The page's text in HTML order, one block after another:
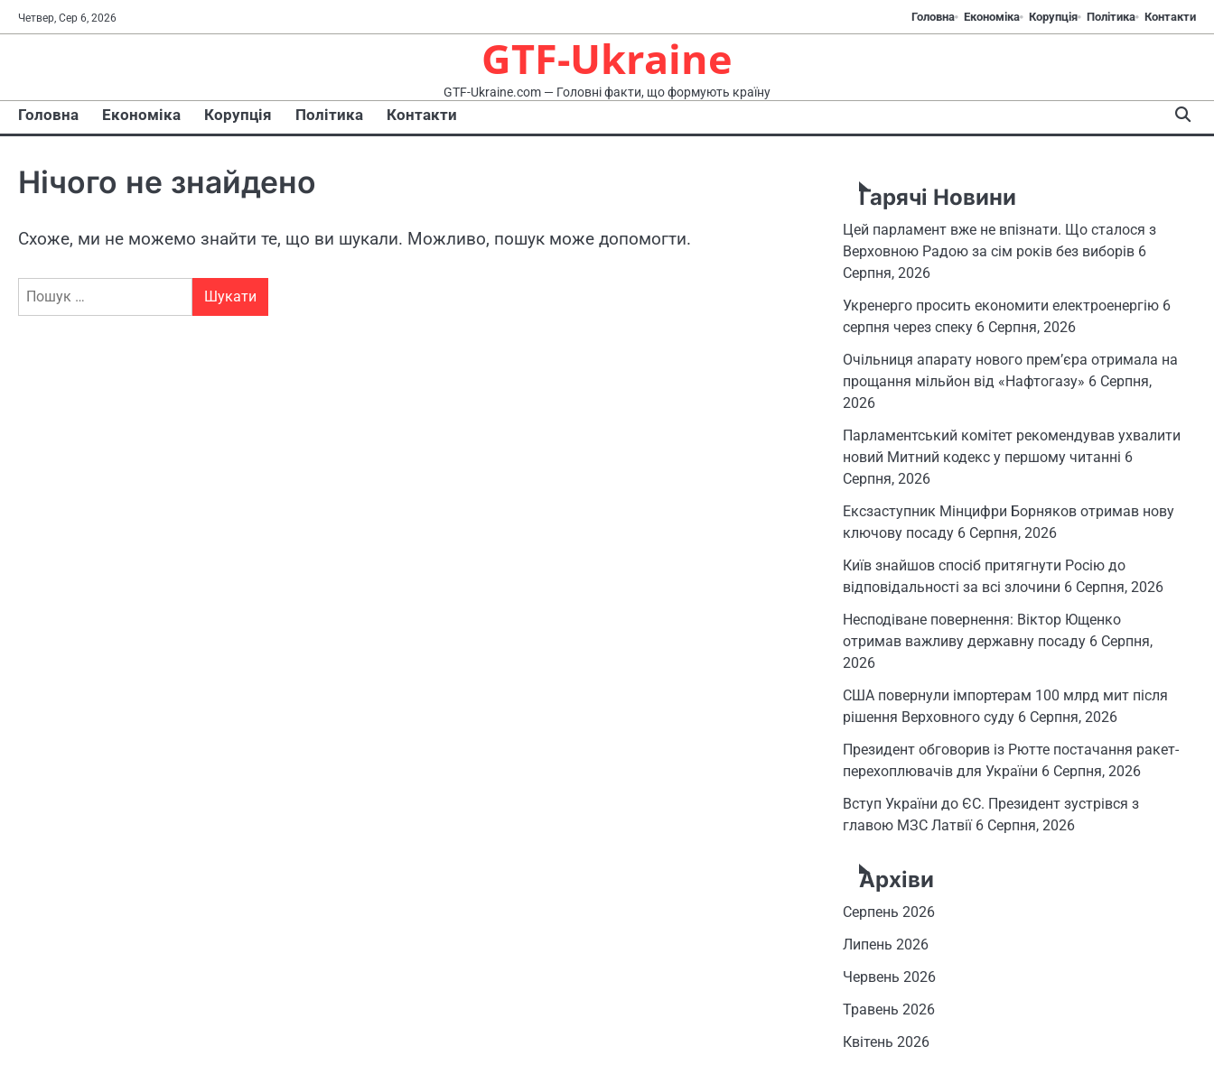
Перейти
до
Четвер, Сер 6, 2026 Головна Економіка Корупція Політика Контакти
GTF-Ukraine
GTF-Ukraine.com — Головні факти, що формують країну
Головна Економіка Корупція Політика Контакти
Нічого не знайдено
Схоже, ми не можемо знайти те, що ви шукали. Можливо, пошук може допомогти.
Пошук:
Гарячі Новини
Цей парламент вже не впізнати. Що сталося з
Верховною Радою за сім років без виборів 6
Серпня, 2026
Укренерго просить економити електроенергію 6
серпня через спеку 6 Серпня, 2026
Очільниця апарату нового прем’єра отримала на
прощання мільйон від «Нафтогазу» 6 Серпня,
2026
Парламентський комітет рекомендував ухвалити
новий Митний кодекс у першому читанні 6
Серпня, 2026
Ексзаступник Мінцифри Борняков отримав нову
ключову посаду 6 Серпня, 2026
Київ знайшов спосіб притягнути Росію до
відповідальності за всі злочини 6 Серпня, 2026
Несподіване повернення: Віктор Ющенко
отримав важливу державну посаду 6 Серпня,
2026
США повернули імпортерам 100 млрд мит після
рішення Верховного суду 6 Серпня, 2026
Президент обговорив із Рютте постачання ракет-
перехоплювачів для України 6 Серпня, 2026
Вступ України до ЄС. Президент зустрівся з
главою МЗС Латвії 6 Серпня, 2026
Архіви
Серпень 2026
Липень 2026
Червень 2026
Травень 2026
Квітень 2026